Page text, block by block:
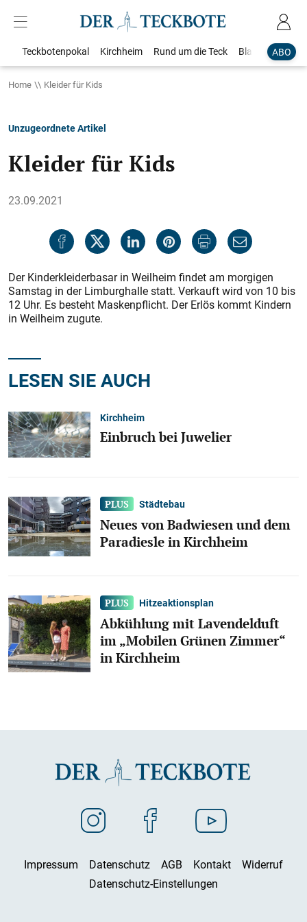
ABO
Teckbotenpokal Kirchheim Rund um die Teck Blaulicht
Home Kleider für Kids
Unzugeordnete Artikel
Kleider für Kids
23.09.2021
Der Kinderkleiderbasar in Weilheim findet am morgigen
Samstag in der Limburghalle statt. Verkauft wird von 10 bis
12 Uhr. Es besteht Maskenpflicht. Der Erlös kommt Kindern
in Weilheim zugute.
LESEN SIE AUCH
Kirchheim
Einbruch bei Juwelier
Städtebau
Neues von Badwiesen und dem
Paradiesle in Kirchheim
Hitzeaktionsplan
Abkühlung mit Lavendelduft
im „Mobilen Grünen Zimmer“
in Kirchheim
Impressum Datenschutz AGB Kontakt
Widerruf
Datenschutz-Einstellungen